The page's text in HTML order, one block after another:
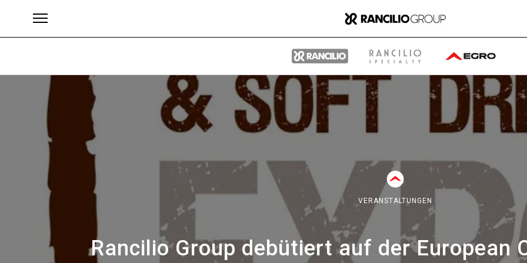
VERANSTALTUNGEN
Rancilio Group debütiert auf der European
Marke Gruppe
Wer wir sind
Was wir Tun